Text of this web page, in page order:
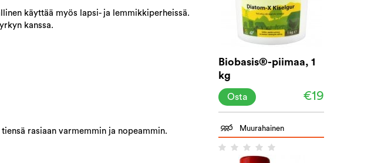
Biobasis®-piimaa, 1
kg
€19
Osta
Muurahainen
käyttää myös lapsi- ja lemmikkiperheissä.
kanssa.
rasiaan varmemmin ja nopeammin.